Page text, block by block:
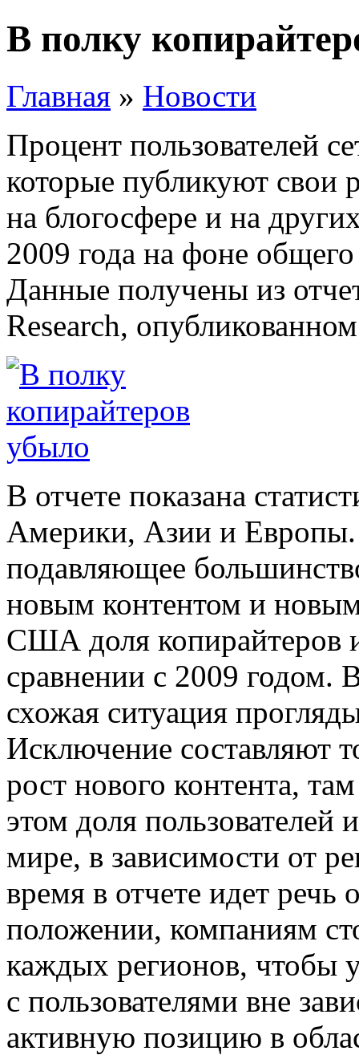
В полку
Главная » Новости
Процент пользователей
которые публикуют свои
на блогосфере и на
2009 года на фоне
Данные получены из
Research,
В отчете показана
Америки, Азии и Европы.
подавляющее
новым контентом и
США доля копирайтеров
сравнении с 2009 годом.
схожая ситуация
Исключение составляют
рост нового контента,
этом доля пользователей
мире, в зависимости от
время в отчете идет
положении, компаниям
каждых регионов, чтобы
с пользователями вне
активную позицию в